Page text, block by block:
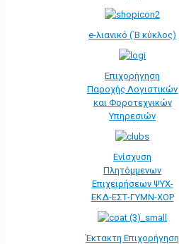
e-λιανικό (΄Β κύκλος)
Επιχορήγηση
Παροχής Λογιστικών
και Φοροτεχνικών
Υπηρεσιών
Ενίσχυση
Πλητόμμενων
Επιχειρήσεων ΨΥΧ-
ΕΚΔ-ΕΣΤ-ΓΥΜΝ-ΧΟΡ
Έκτακτη Επιχορήγηση